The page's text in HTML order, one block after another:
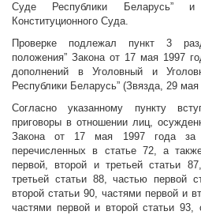
Суде Республики Беларусь”
Конституционного Суда.
Проверке подлежал пункт 3
положения” Закона от 17 мая 1997
дополнений в Уголовный и
Республики Беларусь” (Звязда, 29 мая
Согласно указанному пункту
приговоры в отношении лиц,
Закона от 17 мая 1997 года за
перечисленных в статье 72, а
первой, второй и третьей статьи
третьей статьи 88, частью первой
второй статьи 90, частями первой и
частями первой и второй статьи